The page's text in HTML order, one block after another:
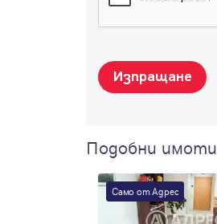
Изпращане
Подобни имоти
Само от Адрес